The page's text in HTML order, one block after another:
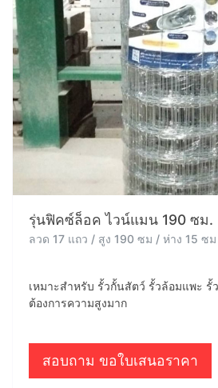
รุ่นฟิคซ์ล็อค ไวน์แมน 190 ซม.
ลวด 17 แถว / สูง 190 ซม / ห่าง 15 ซม
เหมาะสำหรับ รั้วกั้นสัตว์ รั้วล้อมแพะ
ต้องการความสูงมาก
สอบถาม ขอใบเสนอราคา